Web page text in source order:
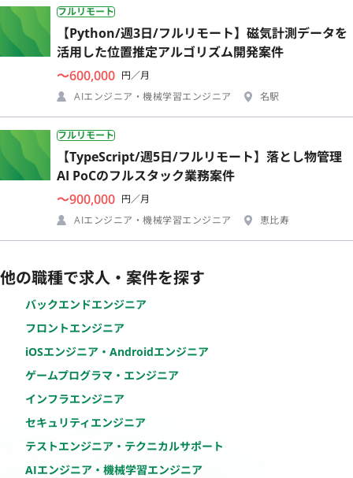
フルリモート
【Python/週3日/フルリモート】磁気計測データを
活用した位置推定アルゴリズム開発案件
〜600,000 円／月
AIエンジニア・機械学習エンジニア
名駅
フルリモート
【TypeScript/週5日/フルリモート】落とし物管理
AI PoCのフルスタック業務案件
〜900,000 円／月
AIエンジニア・機械学習エンジニア
恵比寿
他の職種で求人・案件を探す
バックエンドエンジニア
フロントエンジニア
iOSエンジニア・Androidエンジニア
ゲームプログラマ・エンジニア
インフラエンジニア
セキュリティエンジニア
テストエンジニア・テクニカルサポート
AIエンジニア・機械学習エンジニア